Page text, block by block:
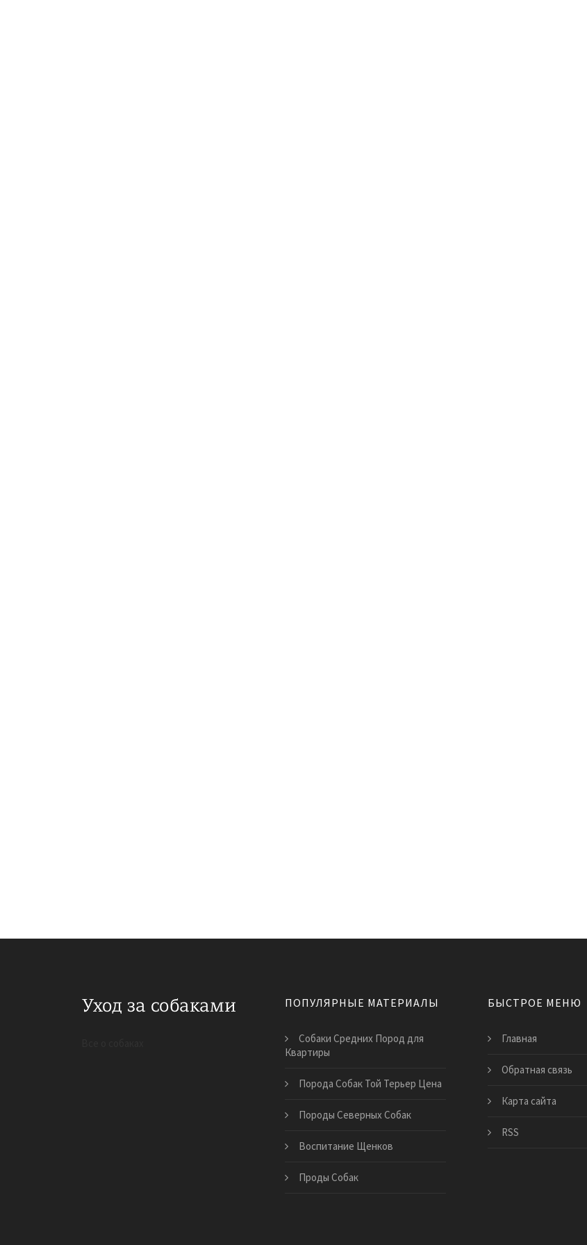
ПОПУЛЯРНЫЕ МАТЕРИАЛЫ
Собаки Средних Пород для
Квартиры
Порода Собак Той Терьер Цена
Породы Северных Собак
Воспитание Щенков
Проды Собак
БЫСТРОЕ МЕНЮ
Главная
Обратная связь
Карта сайта
RSS